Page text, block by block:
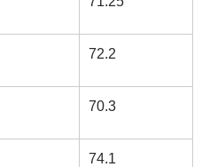
72.2
70.3
74.1